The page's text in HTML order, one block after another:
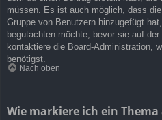
müssen. Es ist auch möglich, dass
Gruppe von Benutzern hinzugefügt
begutachten möchte, bevor sie auf
kontaktiere die Board-Administration,
benötigst.
Nach oben
Wie markiere ich ein Thema